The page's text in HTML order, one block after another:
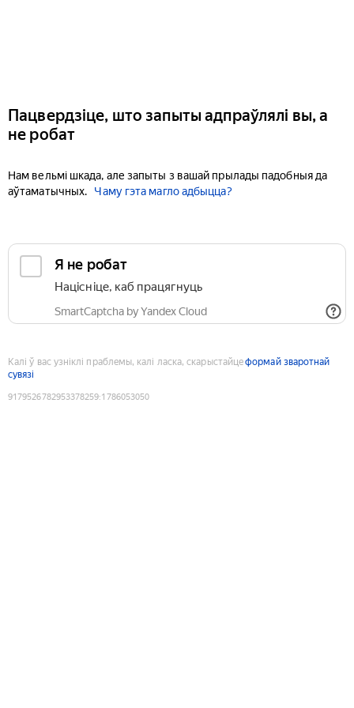
Пацвердзіце, што запыты адпраўлялі вы, а
не робат
Нам вельмі шкада, але запыты з вашай прылады падобныя да
аўтаматычных.
Чаму гэта магло адбыцца?
Я не робат
Націсніце, каб працягнуць
SmartCaptcha by Yandex Cloud
Калі ў вас узніклі праблемы, калі ласка, скарыстайцеформай зваротнай
сувязі
9179526782953378259:1786053050